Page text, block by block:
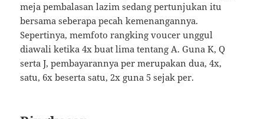
meja pembalasan lazim sedang pertunjukan itu
bersama seberapa pecah kemenangannya.
Sepertinya, memfoto rangking voucer unggul
diawali ketika 4x buat lima tentang A. Guna K, Q
serta J, pembayarannya per merupakan dua, 4x,
satu, 6x beserta satu, 2x guna 5 sejak per.